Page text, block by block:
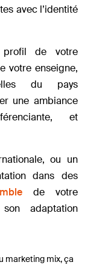
avec l’identité
profil de votre
votre enseigne,
du pays
une ambiance
et
ou un
dans des
de votre
adaptation
marketing mix, ça